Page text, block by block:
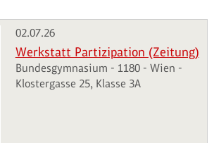
02.07.26
Werkstatt Partizipation (Zeitung)
Bundesgymnasium - 1180 - Wien -
Klostergasse 25, Klasse 3A